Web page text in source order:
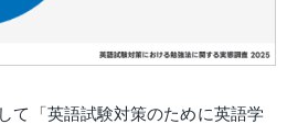
て「英語試験対策のために英語学